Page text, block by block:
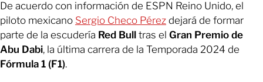
De acuerdo con información de ESPN Reino Unido, el
piloto mexicano Sergio Checo Pérez dejará de formar
parte de la escudería Red Bull tras el Gran Premio de
Abu Dabi, la última carrera de la Temporada 2024 de
Fórmula 1 (F1).